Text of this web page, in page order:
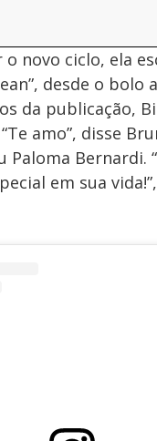
o novo ciclo, ela
desde o bolo
da publicação,
amo”, disse
Paloma Bernardi.
em sua